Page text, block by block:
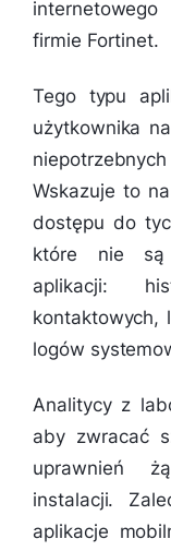
firmie Fortinet.
Tego typu
użytkownika
Wskazuje to
dostępu do
które nie są
aplikacji:
kontaktowych,
logów
Analitycy z
aby zwracać
uprawnień
instalacji.
aplikacje